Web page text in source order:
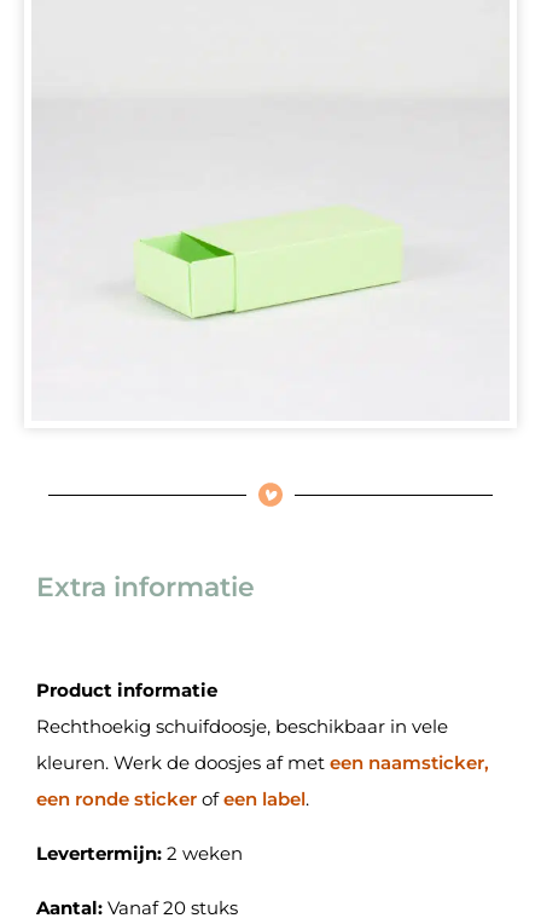
Extra informatie
Product informatie
Rechthoekig schuifdoosje, beschikbaar in vele
kleuren. Werk de doosjes af met een naamsticker,
een ronde sticker ofeen label.
Levertermijn: 2 weken
Aantal: Vanaf 20 stuks